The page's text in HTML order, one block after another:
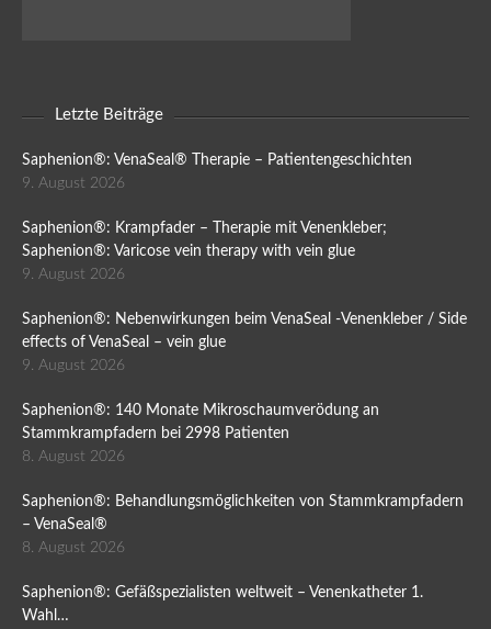
Letzte Beiträge
Saphenion®: VenaSeal® Therapie – Patientengeschichten
9. August 2026
Saphenion®: Krampfader – Therapie mit Venenkleber;
Saphenion®: Varicose vein therapy with vein glue
9. August 2026
Saphenion®: Nebenwirkungen beim VenaSeal -Venenkleber / Side
effects of VenaSeal – vein glue
9. August 2026
Saphenion®: 140 Monate Mikroschaumverödung an
Stammkrampfadern bei 2998 Patienten
8. August 2026
Saphenion®: Behandlungsmöglichkeiten von Stammkrampfadern
– VenaSeal®
8. August 2026
Saphenion®: Gefäßspezialisten weltweit – Venenkatheter 1.
Wahl…